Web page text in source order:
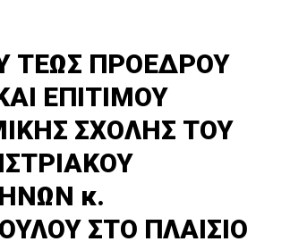
ΤΕΩΣ ΠΡΟΕΔΡΟΥ
ΕΠΙΤΙΜΟΥ
ΣΧΟΛΗΣ ΤΟΥ
κ.
ΣΤΟ ΠΛΑΙΣΙΟ